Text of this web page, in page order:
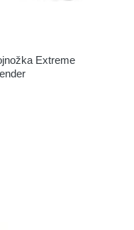
Extreme